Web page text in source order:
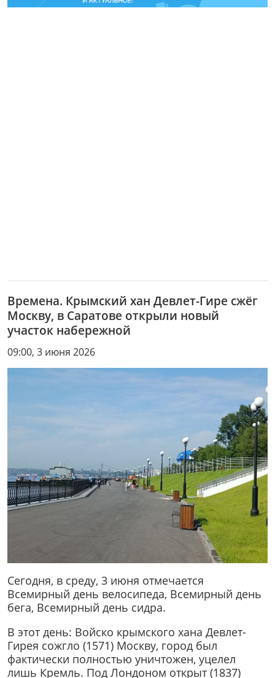
Времена. Крымский хан Девлет-Гире сжëг
Москву, в Саратове открыли новый
участок набережной
09:00, 3 июня 2026
Сегодня, в среду, 3 июня отмечается
Всемирный день велосипеда, Всемирный день
бега, Всемирный день сидра.
В этот день: Войско крымского хана Девлет-
Гирея сожгло (1571) Москву, город был
фактически полностью уничтожен, уцелел
лишь Кремль. Под Лондоном открыт (1837)